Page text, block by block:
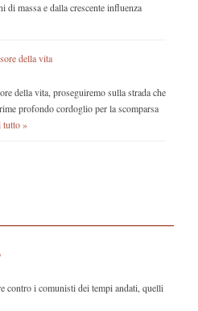
di massa e dalla crescente influenza
della vita
della vita, proseguiremo sulla strada che
profondo cordoglio per la scomparsa
tutto »
i comunisti dei tempi andati, quelli